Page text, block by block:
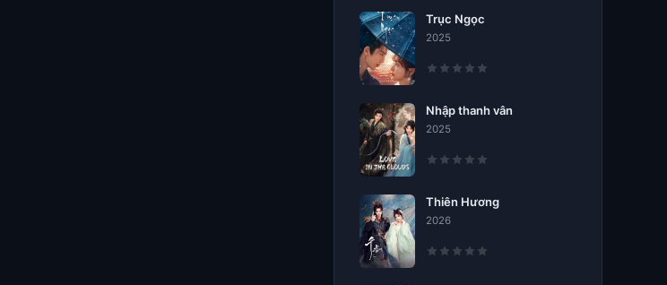
Trục Ngọc
2025
Nhập thanh vân
2025
Thiên Hương
2026